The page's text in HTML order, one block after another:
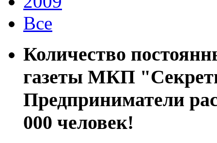
Все
Количество
газеты МКП
Предприниматели
000 человек!